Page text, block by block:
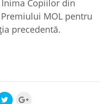
Copiilor din
MOL pentru
precedentă.